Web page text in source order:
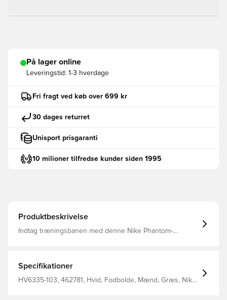
På lager online
Leveringstid: 1-3 hverdage
Fri fragt ved køb over 699 kr
30 dages returret
Unisport prisgaranti
10 milioner tilfredse kunder siden 1995
Produktbeskrivelse
Indtag træningsbanen med denne Nike Phantom-
15% polyuretan (PU) 13% polyester 12% ethylen-vinylacetat
(EVA)
Specifikationer
HV6335-103, 462781, Hvid, Fodbolde, Mænd, Græs, Nike,